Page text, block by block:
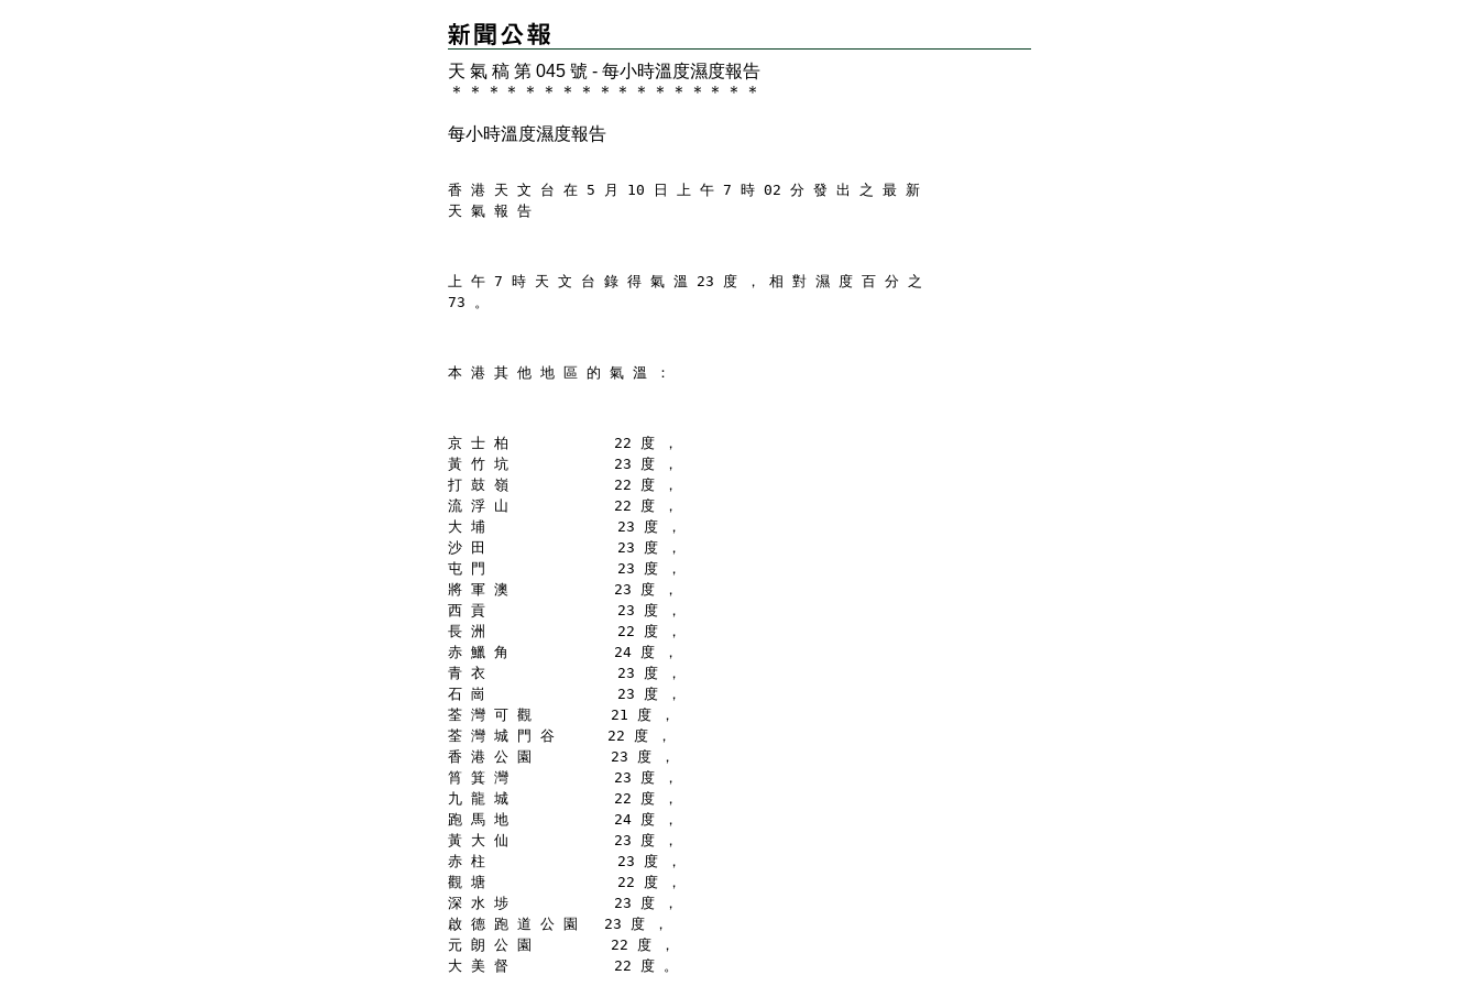
天 氣 稿 第 045 號 - 每小時溫度濕度報告
＊
＊ ＊ ＊ ＊ ＊ ＊ ＊ ＊ ＊ ＊ ＊ ＊ ＊ ＊ ＊ ＊
每小時溫度濕度報告
香 港 天 文 台 在 5 月 10 日 上 午 7 時 02 分 發 出 之 最 新
天 氣 報 告
上 午 7 時 天 文 台 錄 得 氣 溫 23 度 ， 相 對 濕 度 百 分 之
73 。
本 港 其 他 地 區 的 氣 溫 ：
京 士 柏            22 度 ，
黃 竹 坑            23 度 ，
打 鼓 嶺            22 度 ，
流 浮 山            22 度 ，
大 埔               23 度 ，
沙 田               23 度 ，
屯 門               23 度 ，
將 軍 澳            23 度 ，
西 貢               23 度 ，
長 洲               22 度 ，
赤 鱲 角            24 度 ，
青 衣               23 度 ，
石 崗               23 度 ，
荃 灣 可 觀         21 度 ，
荃 灣 城 門 谷      22 度 ，
香 港 公 園         23 度 ，
筲 箕 灣            23 度 ，
九 龍 城            22 度 ，
跑 馬 地            24 度 ，
黃 大 仙            23 度 ，
赤 柱               23 度 ，
觀 塘               22 度 ，
深 水 埗            23 度 ，
啟 德 跑 道 公 園   23 度 ，
元 朗 公 園         22 度 ，
大 美 督            22 度 。